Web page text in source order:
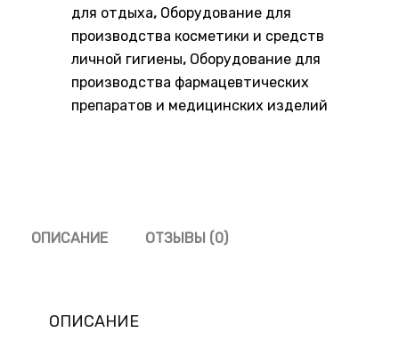
для отдыха, Оборудование для
производства косметики и средств
личной гигиены, Оборудование для
производства фармацевтических
препаратов и медицинских изделий
ОПИСАНИЕ ОТЗЫВЫ (0)
ОПИСАНИЕ